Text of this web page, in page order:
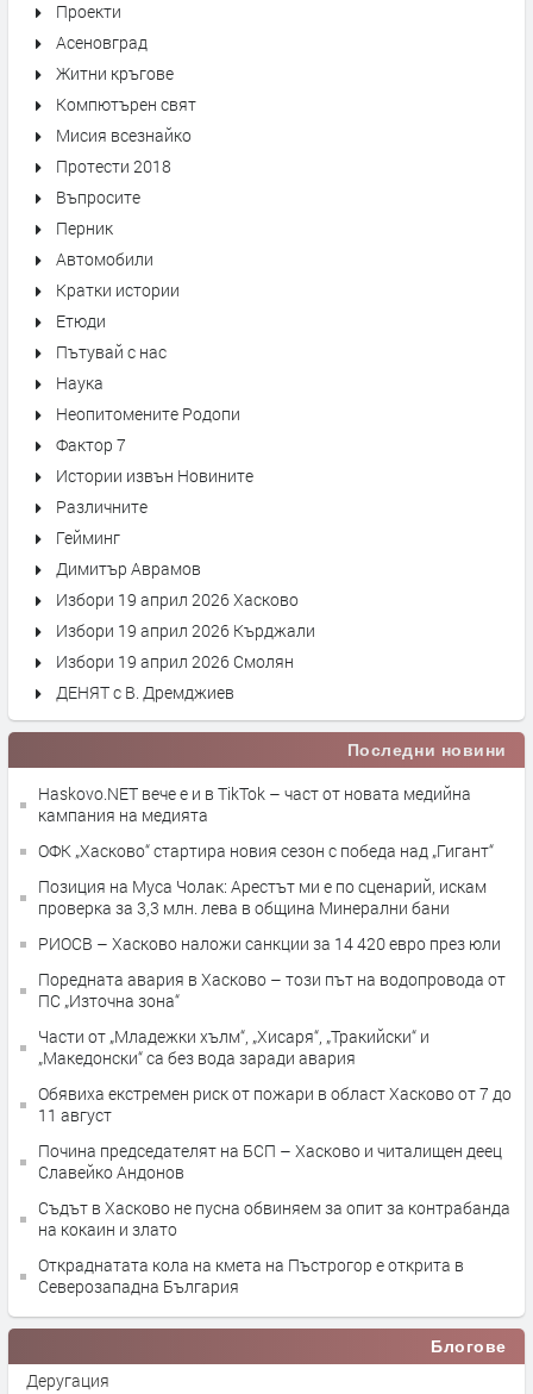
Проекти
Асеновград
Житни кръгове
Компютърен свят
Мисия всезнайко
Протести 2018
Въпросите
Перник
Автомобили
Кратки истории
Етюди
Пътувай с нас
Наука
Неопитомените Родопи
Фактор 7
Истории извън Новините
Различните
Гейминг
Димитър Аврамов
Избори 19 април 2026 Хасково
Избори 19 април 2026 Кърджали
Избори 19 април 2026 Смолян
ДЕНЯТ с В. Дремджиев
Последни новини
Haskovo.NET вече е и в TikTok – част от новата медийна
кампания на медията
ОФК „Хасково“ стартира новия сезон с победа над „Гигант“
Позиция на Муса Чолак: Арестът ми е по сценарий, искам
проверка за 3,3 млн. лева в община Минерални бани
РИОСВ – Хасково наложи санкции за 14 420 евро през юли
Поредната авария в Хасково – този път на водопровода от
ПС „Източна зона“
Части от „Младежки хълм“, „Хисаря“, „Тракийски“ и
„Македонски“ са без вода заради авария
Обявиха екстремен риск от пожари в област Хасково от 7 до
11 август
Почина председателят на БСП – Хасково и читалищен деец
Славейко Андонов
Съдът в Хасково не пусна обвиняем за опит за контрабанда
на кокаин и злато
Откраднатата кола на кмета на Пъстрогор е открита в
Северозападна България
Блогове
Деругация